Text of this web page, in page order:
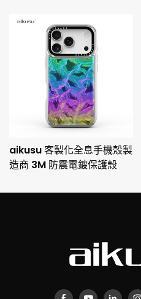
aikusu 客製化全息手機殼製
造商 3M 防震電鍍保護殼